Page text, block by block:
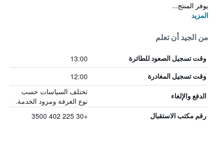
يوفر المنتج...
المزيد
من الجيد أن تعلم
وقت تسجيل الصعود للطائرة 13:00
وقت تسجيل المغادرة 12:00
الدفع والإلغاء
تختلف السياسات حسب
نوع الغرفة ومزود الخدمة.
رقم مكتب الاستقبال +30 225 402 3500